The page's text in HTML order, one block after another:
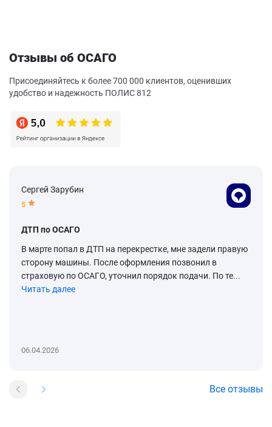
Отзывы об ОСАГО
Присоединяйтесь к более 700 000 клиентов, оценивших
удобство и надежность ПОЛИС 812
Сергей Зарубин
5
ДТП по ОСАГО
В марте попал в ДТП на перекрестке, мне задели правую
сторону машины. После оформления позвонил в
страховую по ОСАГО, уточнил порядок подачи. По те...
Читать далее
06.04.2026
Все отзывы